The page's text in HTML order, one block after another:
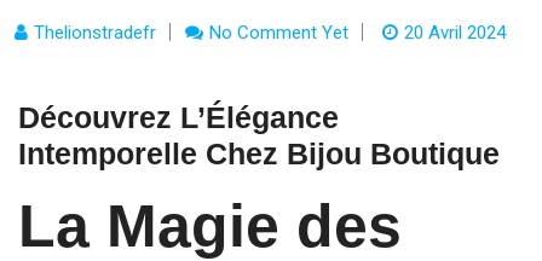
Thelionstradefr No Comment Yet 20 Avril 2024
Découvrez L’Élégance
Intemporelle Chez Bijou Boutique
La Magie des